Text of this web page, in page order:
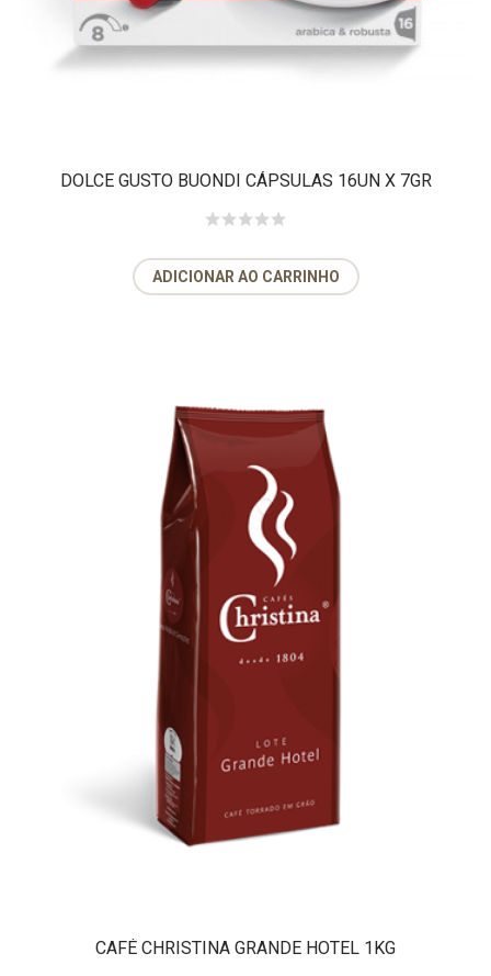
DOLCE GUSTO BUONDI CÁPSULAS 16UN X 7GR
ADICIONAR AO CARRINHO
CAFÉ CHRISTINA GRANDE HOTEL 1KG